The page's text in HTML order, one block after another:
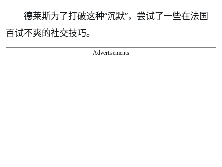
德莱斯为了打破这种“沉默”，尝试了一些在法国
百试不爽的社交技巧。
Advertisements